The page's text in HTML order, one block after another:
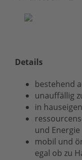
Details
bestehend
unauffällig
in
und Energie
mobil und
egal ob zu